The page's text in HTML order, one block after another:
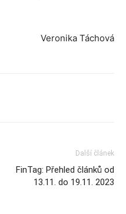
Veronika Táchová
Další článek
FinTag: Přehled článků od
13.11. do 19.11. 2023